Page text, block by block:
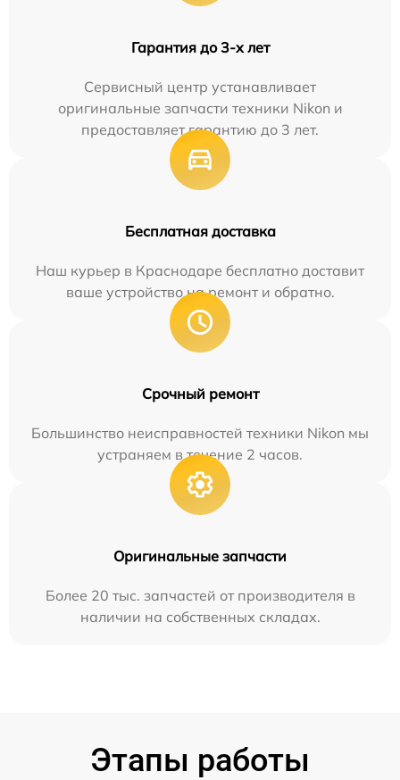
Гарантия до 3-х лет
Сервисный центр устанавливает
оригинальные запчасти техники Nikon и
предоставляет гарантию до 3 лет.
Бесплатная доставка
Наш курьер в Краснодаре бесплатно доставит
ваше устройство на ремонт и обратно.
Срочный ремонт
Большинство неисправностей техники Nikon мы
устраняем в течение 2 часов.
Оригинальные запчасти
Более 20 тыс. запчастей от производителя в
наличии на собственных складах.
Этапы работы